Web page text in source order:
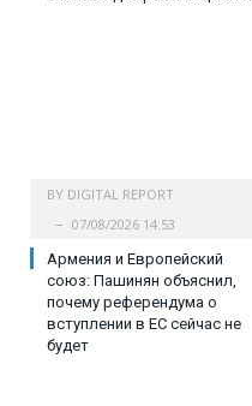
BY DIGITAL REPORT
07/08/2026 14:53
Армения и Европейский
союз: Пашинян объяснил,
почему референдума о
вступлении в ЕС сейчас не
будет